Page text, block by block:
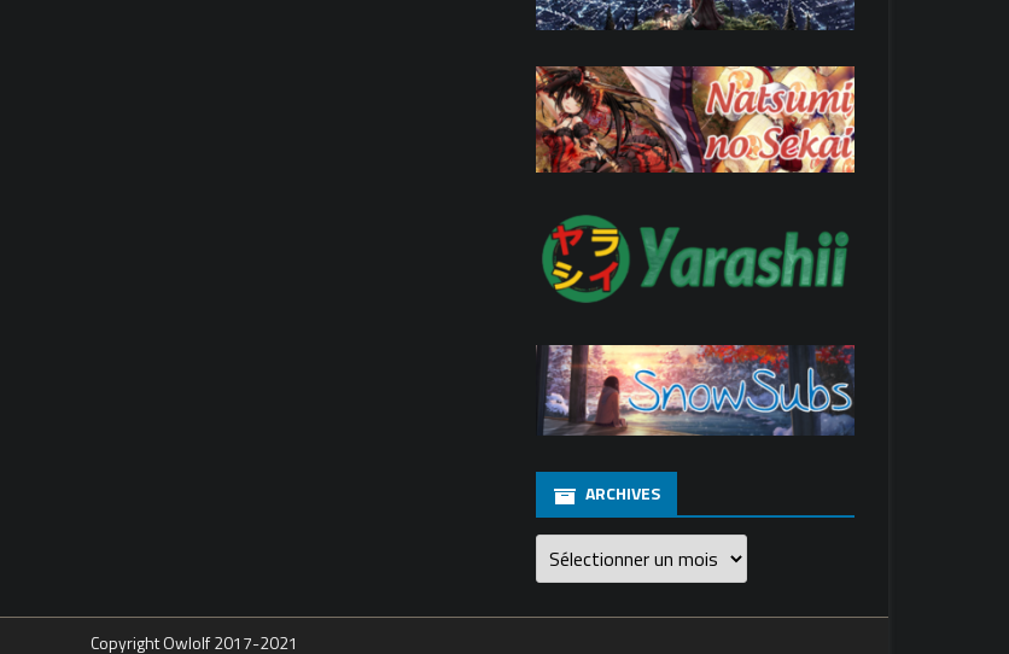
ARCHIVES
Archives
Copyright Owlolf 2017-2021